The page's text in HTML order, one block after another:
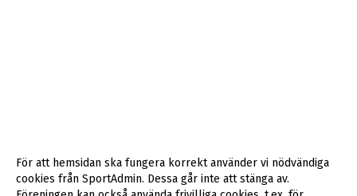
För att hemsidan ska fungera korrekt använder vi nödvändiga
cookies från SportAdmin. Dessa går inte att stänga av.